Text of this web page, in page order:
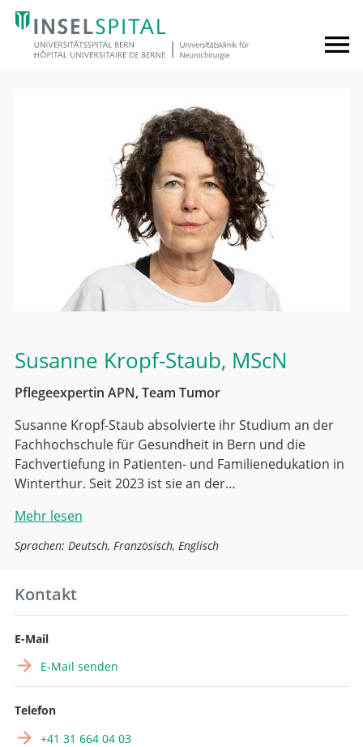
Susanne Kropf-Staub, MScN
Pflegeexpertin APN, Team Tumor
Susanne Kropf-Staub absolvierte ihr Studium an der
Fachhochschule für Gesundheit in Bern und die
Fachvertiefung in Patienten- und Familienedukation in
Winterthur. Seit 2023 ist sie an der…
Mehr lesen
Sprachen: Deutsch, Französisch, Englisch
Kontakt
E-Mail
E-Mail senden
Telefon
+41 31 664 04 03